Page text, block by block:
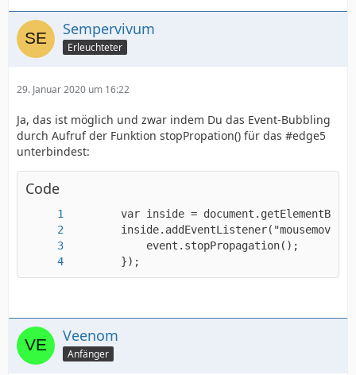
Sempervivum
Erleuchteter
29. Januar 2020 um 16:22
Ja, das ist möglich und zwar indem Du das Event-Bubbling
durch Aufruf der Funktion stopPropation() für das #edge5
unterbindest:
Code
        });
Veenom
Anfänger